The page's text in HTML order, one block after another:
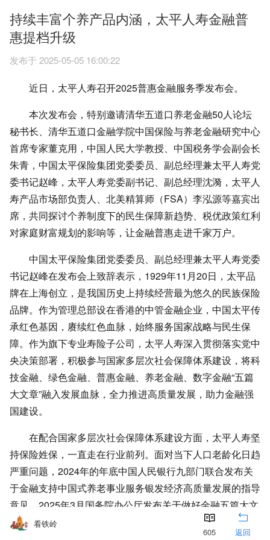
持续丰富个养产品内涵，太平人寿金融普
惠提档升级
发布于 2025-05-05 16:00:22
近日，太平人寿召开2025普惠金融服务季发布会。
本次发布会，特别邀请清华五道口养老金融50人论坛
秘书长、清华五道口金融学院中国保险与养老金融研究中心
首席专家董克用，中国人民大学教授、中国税务学会副会长
朱青，中国太平保险集团党委委员、副总经理兼太平人寿党
委书记赵峰，太平人寿党委副书记、副总经理沈漪，太平人
寿产品市场部负责人、北美精算师（FSA）李泓源等嘉宾出
席，共同探讨个养制度下的民生保障新趋势、税优政策红利
对家庭财富规划的影响等，让金融普惠走进千家万户。
中国太平保险集团党委委员、副总经理兼太平人寿党委
书记赵峰在发布会上致辞表示，1929年11月20日，太平品
牌在上海创立，是我国历史上持续经营最为悠久的民族保险
品牌。作为管理总部设在香港的中管金融企业，中国太平传
承红色基因，赓续红色血脉，始终服务国家战略与民生保
障。作为旗下专业寿险子公司，太平人寿深入贯彻落实党中
央决策部署，积极参与国家多层次社会保障体系建设，将科
技金融、绿色金融、普惠金融、养老金融、数字金融“五篇
大文章”融入发展血脉，全力推进高质量发展，助力金融强
国建设。
在配合国家多层次社会保障体系建设方面，太平人寿坚
持保险姓保，一直走在行业前列。面对当下人口老龄化日趋
严重问题，2024年的年底中国人民银行九部门联合发布关
于金融支持中国式养老事业服务银发经济高质量发展的指导
意见，2025年3月国务院办公厅发布关于做好金融五篇大文
章的指导意见。呼应人口老龄化国家战略，太平人寿积极发
看铁岭
605 返回